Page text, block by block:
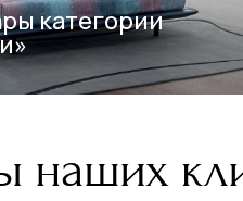
категории
наших